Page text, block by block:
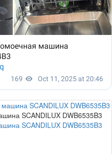
SCANDILUX DWB6535B3
SCANDILUX DWB6535B3